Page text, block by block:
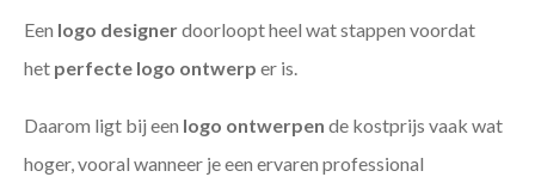
Een logo designerdoorloopt heel wat stappen voordat
het perfecte logo ontwerp er is.
Daarom ligt bij een logo ontwerpen de kostprijs vaak wat
hoger, vooral wanneer je een ervaren professional